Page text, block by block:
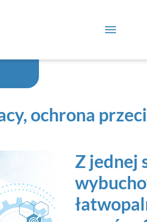
ochrona
Z jednej